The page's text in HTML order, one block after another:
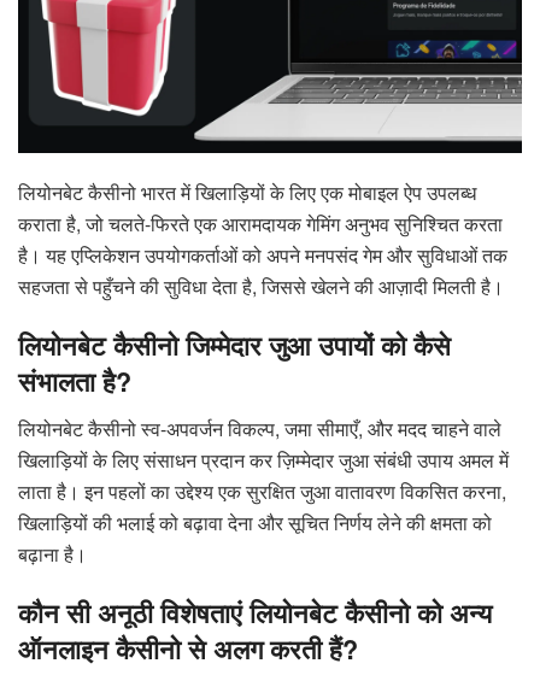
लियोनबेट कैसीनो भारत में खिलाड़ियों के लिए एक मोबाइल ऐप उपलब्ध
कराता है, जो चलते-फिरते एक आरामदायक गेमिंग अनुभव सुनिश्चित करता
है। यह एप्लिकेशन उपयोगकर्ताओं को अपने मनपसंद गेम और सुविधाओं तक
सहजता से पहुँचने की सुविधा देता है, जिससे खेलने की आज़ादी मिलती है।
लियोनबेट कैसीनो जिम्मेदार जुआ उपायों को कैसे
संभालता है?
लियोनबेट कैसीनो स्व-अपवर्जन विकल्प, जमा सीमाएँ, और मदद चाहने वाले
खिलाड़ियों के लिए संसाधन प्रदान कर ज़िम्मेदार जुआ संबंधी उपाय अमल में
लाता है। इन पहलों का उद्देश्य एक सुरक्षित जुआ वातावरण विकसित करना,
खिलाड़ियों की भलाई को बढ़ावा देना और सूचित निर्णय लेने की क्षमता को
बढ़ाना है।
कौन सी अनूठी विशेषताएं लियोनबेट कैसीनो को अन्य
ऑनलाइन कैसीनो से अलग करती हैं?